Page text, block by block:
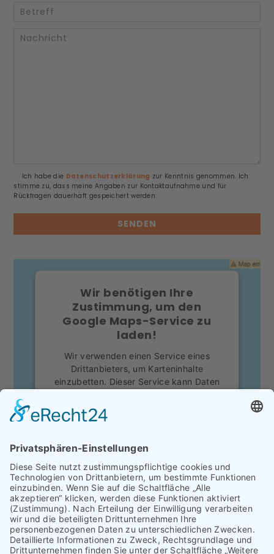
Ich habe die Datenschutzerklärung zur Kenntnis genommen. Ich
stimme zu, dass meine Angaben zur Kontaktaufnahme und für
Rückfragen dauerhaft gespeichert werden.
Wir benötigen Ihre
Zustimmung, um den
Google Maps-Service zu
laden!
Wir verwenden einen Service eines
Drittanbieters, um Karteninhalte
einzubetten. Dieser Service kann Daten
Sie die Details durch und stimmen Sie der
Nutzung des Service zu, um diese Karte
Mehr Informationen
Akzeptieren
powered byUsercentrics Consent
Management Platform&eRecht24